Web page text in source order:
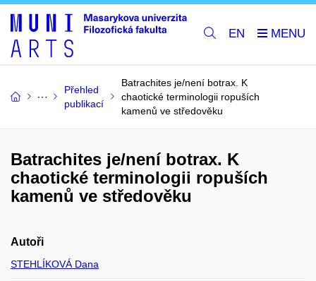
EN
Přehled
publikací
Batrachites je/není botrax. K
chaotické terminologii ropuších
kamenů ve středověku
Batrachites je/není botrax. K
chaotické terminologii ropuších
kamenů ve středověku
Autoři
STEHLÍKOVÁ Dana